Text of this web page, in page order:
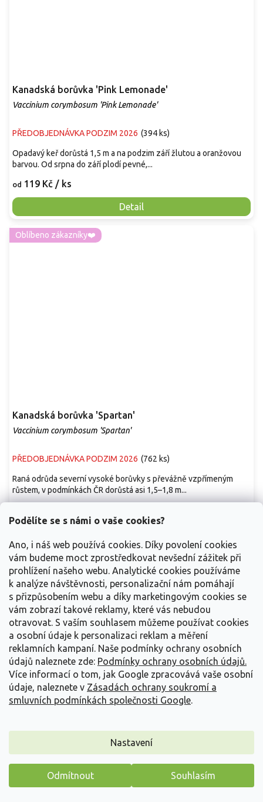
Podělíte se s námi o vaše cookies?
Ano, i náš web používá cookies. Díky povolení cookies
vám budeme moct zprostředkovat nevšední zážitek při
prohlížení našeho webu. Analytické cookies používáme
k analýze návštěvnosti, personalizační nám pomáhají
s přizpůsobením webu a díky marketingovým cookies se
vám zobrazí takové reklamy, které vás nebudou
otravovat. S vaším souhlasem můžeme používat cookies
a osobní údaje k personalizaci reklam a měření
reklamních kampaní. Naše podmínky ochrany osobních
údajů naleznete zde: Podmínky ochrany osobních údajů.
Více informací o tom, jak Google zpracovává vaše osobní
údaje, naleznete v Zásadách ochrany soukromí a
smluvních podmínkách společnosti Google.
Nastavení
Odmítnout Souhlasím
Kanadská borůvka 'Pink Lemonade'
Vaccinium corymbosum 'Pink Lemonade'
PŘEDOBJEDNÁVKA PODZIM 2026 (394 ks)
od 119 Kč / ks
Detail
Opadavý keř dorůstá 1,5 m a na podzim září žlutou a oranžovou
barvou. Od srpna do září plodí pevné,...
Oblíbeno zákazníky❤️
Kanadská borůvka 'Spartan'
Vaccinium corymbosum 'Spartan'
PŘEDOBJEDNÁVKA PODZIM 2026 (762 ks)
Raná odrůda severní vysoké borůvky s převážně vzpřímeným
růstem, v podmínkách ČR dorůstá asi 1,5–1,8 m...
Borůvka azorská/pokojová 'Blau Perle'
Vaccinium cylindraceum 'Blau Perle'
Máme pro vás malý dárek